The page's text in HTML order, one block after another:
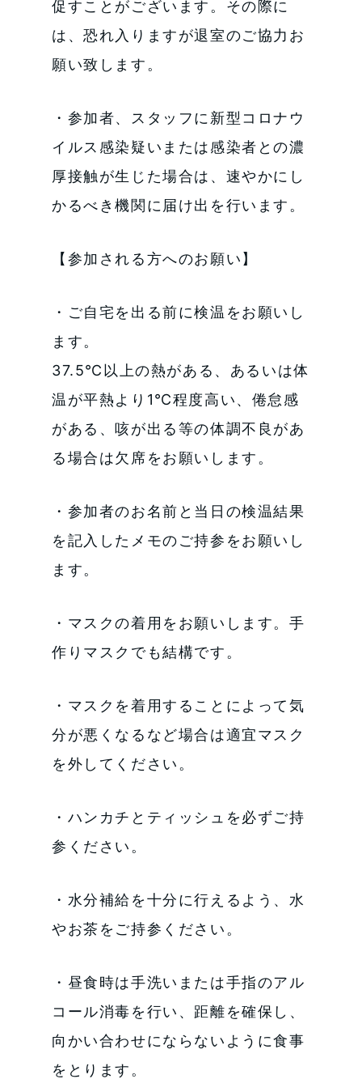
促すことがございます。その際に
は、恐れ入りますが退室のご協力お
願い致します。
・参加者、スタッフに新型コロナウ
イルス感染疑いまたは感染者との濃
厚接触が生じた場合は、速やかにし
かるべき機関に届け出を行います。
【参加される方へのお願い】
・ご自宅を出る前に検温をお願いし
ます。
37.5℃以上の熱がある、あるいは体
温が平熱より1℃程度高い、倦怠感
がある、咳が出る等の体調不良があ
る場合は欠席をお願いします。
・参加者のお名前と当日の検温結果
を記入したメモのご持参をお願いし
ます。
・マスクの着用をお願いします。手
作りマスクでも結構です。
・マスクを着用することによって気
分が悪くなるなど場合は適宜マスク
を外してください。
・ハンカチとティッシュを必ずご持
参ください。
・水分補給を十分に行えるよう、水
やお茶をご持参ください。
・昼食時は手洗いまたは手指のアル
コール消毒を行い、距離を確保し、
向かい合わせにならないように食事
をとります。